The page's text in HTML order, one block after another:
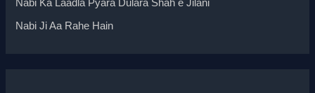
Nabi Ka Laadla Pyara Dulara Shah e Jilani
Nabi Ji Aa Rahe Hain